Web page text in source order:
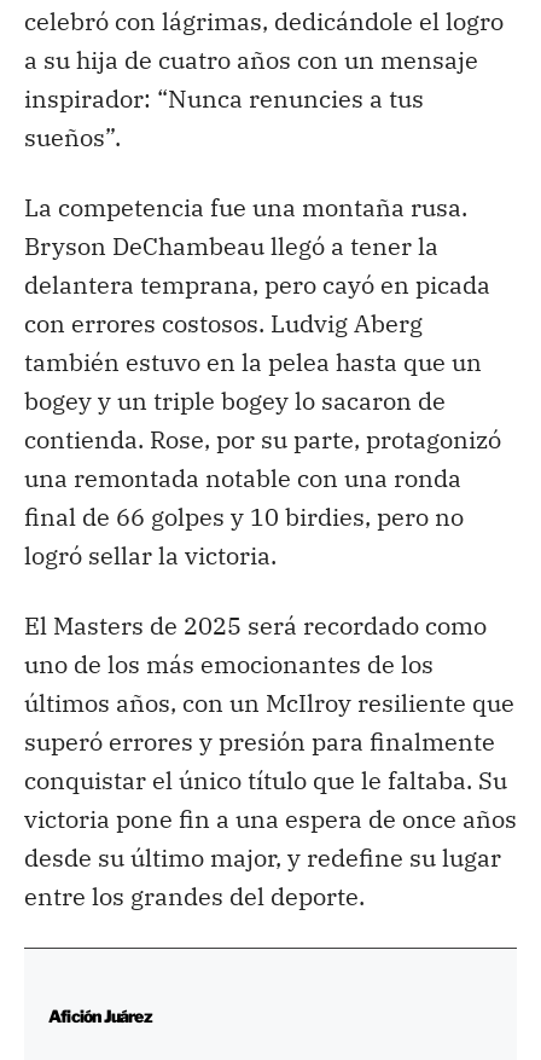
celebró con lágrimas, dedicándole el logro
a su hija de cuatro años con un mensaje
inspirador: “Nunca renuncies a tus
sueños”.
La competencia fue una montaña rusa.
Bryson DeChambeau llegó a tener la
delantera temprana, pero cayó en picada
con errores costosos. Ludvig Aberg
también estuvo en la pelea hasta que un
bogey y un triple bogey lo sacaron de
contienda. Rose, por su parte, protagonizó
una remontada notable con una ronda
final de 66 golpes y 10 birdies, pero no
logró sellar la victoria.
El Masters de 2025 será recordado como
uno de los más emocionantes de los
últimos años, con un McIlroy resiliente que
superó errores y presión para finalmente
conquistar el único título que le faltaba. Su
victoria pone fin a una espera de once años
desde su último major, y redefine su lugar
entre los grandes del deporte.
Afición Juárez